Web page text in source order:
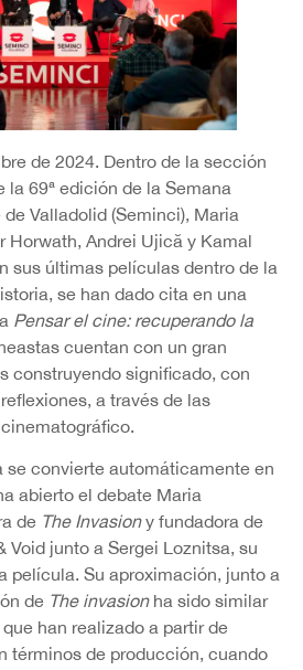
de 2024. Dentro de la sección
la 69ª edición de la Semana
Valladolid (Seminci), Maria
Horwath, Andrei Ujică y Kamal
sus últimas películas dentro de la
se han dado cita en una
Pensar el cine: recuperando la
cuentan con un gran
construyendo significado, con
a través de las
se convierte automáticamente en
abierto el debate Maria
de The Invasiony fundadora de
Void junto a Sergei Loznitsa, su
película. Su aproximación, junto a
de The invasionha sido similar
han realizado a partir de
términos de producción, cuando